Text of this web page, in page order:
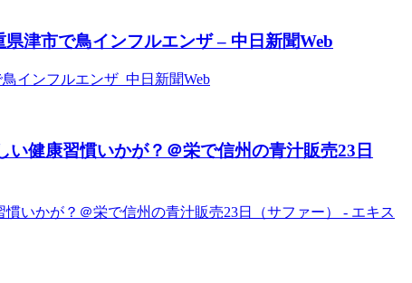
津市で鳥インフルエンザ – 中日新聞Web
インフルエンザ 中日新聞Web
い健康習慣いかが？＠栄で信州の青汁販売23日
いかが？＠栄で信州の青汁販売23日（サファー） - エキス